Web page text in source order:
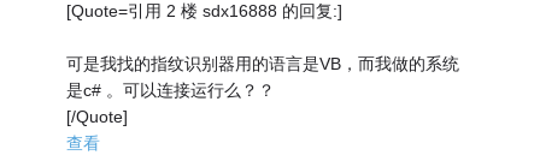
[Quote=引用 2 楼 sdx16888 的回复:]
可是我找的指纹识别器用的语言是VB，而我做的系统
是c# 。可以连接运行么？？
[/Quote]
查看